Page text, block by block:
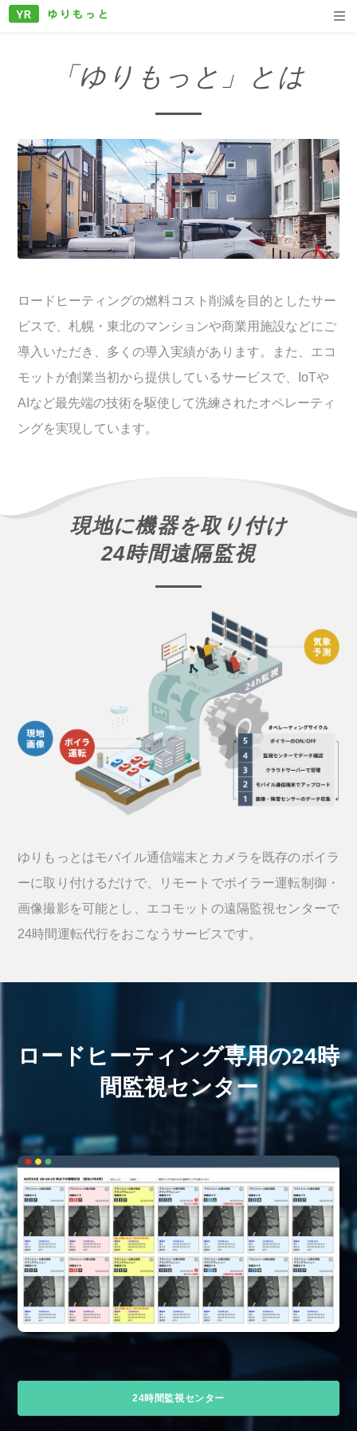
「ゆりもっと」とは
ロードヒーティングの燃料コスト削減を目的としたサー
ビスで、札幌・東北のマンションや商業用施設などにご
導入いただき、多くの導入実績があります。また、エコ
モットが創業当初から提供しているサービスで、IoTや
AIなど最先端の技術を駆使して洗練されたオペレーティ
ングを実現しています。
現地に機器を取り付け
24時間遠隔監視
ゆりもっとはモバイル通信端末とカメラを既存のボイラ
ーに取り付けるだけで、リモートでボイラー運転制御・
画像撮影を可能とし、エコモットの遠隔監視センターで
24時間運転代行をおこなうサービスです。
ロードヒーティング専用の24時
間監視センター
24時間監視センター